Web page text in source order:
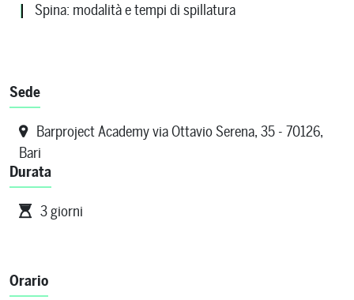
Spina: modalità e tempi di spillatura
Sede
Barproject Academy via Ottavio Serena, 35 - 70126,
Bari
Durata
3 giorni
Orario